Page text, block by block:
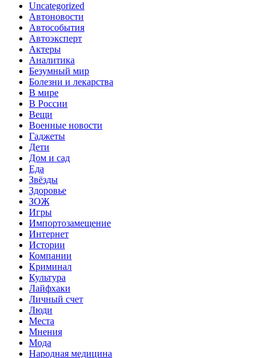
Uncategorized
Автоновости
Автособытия
Автоэксперт
Актеры
Аналитика
Безумный мир
Болезни и лекарства
В мире
В России
Вещи
Военные новости
Гаджеты
Дети
Дом и сад
Еда
Звёзды
Здоровье
ЗОЖ
Игры
Импортозамещение
Интернет
Истории
Компании
Криминал
Культура
Лайфхаки
Личный счет
Люди
Места
Мнения
Мода
Народная медицина